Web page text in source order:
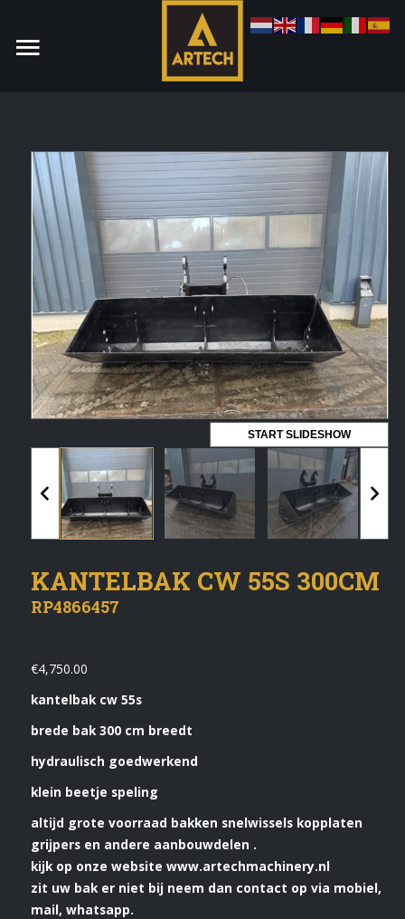
Monteur
Allround CNC Verspaner
Spare parts manager
januari 2023
Vacatures
Login
Vermeldingen feed
WordPress.org
Verkoop
START SLIDESHOW
KANTELBAK CW 55S 300CM
RP4866457
€4,750.00
kantelbak cw 55s
brede bak 300 cm breedt
hydraulisch goedwerkend
klein beetje speling
altijd grote voorraad bakken snelwissels kopplaten
grijpers en andere aanbouwdelen .
kijk op onze website www.artechmachinery.nl
zit uw bak er niet bij neem dan contact op via mobiel,
mail, whatsapp.